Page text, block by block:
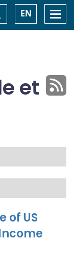
EN
et
of US